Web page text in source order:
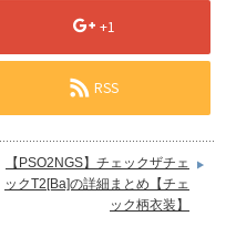
+1
RSS
【PSO2NGS】チェックザチェ
ックT2[Ba]の詳細まとめ【チェ
ック柄衣装】